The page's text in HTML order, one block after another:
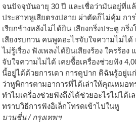
จนปัจจุบันอายุ 30 ปี และเชื่อว่ามันอยู่ที่แ
ประสาทหูเสียตรงปลาย ผ่าตัดก็ไม่คุ้ม กา
เรียกข้างหลังไม่ได้ยิน เสียงกริ่งประตู ก
เสียงรบกวน คนพูดอะไรจับใจความไม่ไ
ไม่รู้เรื่อง ฟังเพลงได้ยินเสียงร้อง ใครร้
จับใจความไม่ได้ เคยซื้อเครื่องช่วยฟัง
นี้อยู่ได้ด้วยการเดา การดูปาก ดิฉันรู้อยู่แ
ว่าหูพิการตามอาการที่ได้เล่าให้คุณหมอ
ทำไมเครื่องช่วยฟังถึงได้ช่วยอะไรไม่ได้
ทราบวิธีการฟังอิเล็กโทรดเข้าไปในหู
บานชื่น / กรุงเทพฯ